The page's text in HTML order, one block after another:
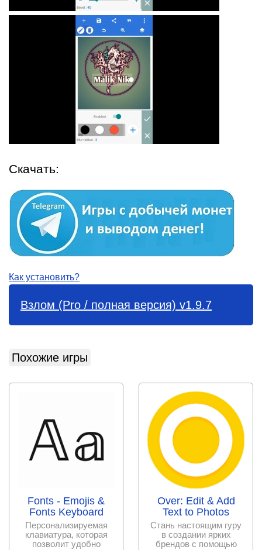
Скачать:
Как установить?
Взлом (Pro / полная версия) v1.9.7
Похожие игры
Fonts - Emojis &
Fonts Keyboard
Персонализируемая
клавиатура, которая
позволит удобно
Over: Edit & Add
Text to Photos
Стань настоящим гуру
в создании ярких
брендов с помощью